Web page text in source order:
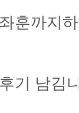
훈까지
기 남김